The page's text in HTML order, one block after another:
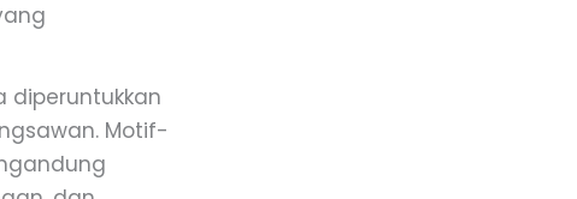
diperuntukkan
Motif-